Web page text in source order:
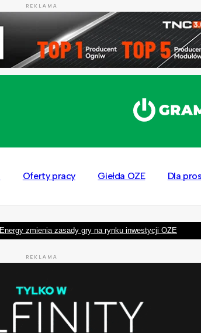
REKLAMA
Oferty pracy Giełda OZE Dla
zmienia zasady gry na rynku inwestycji OZE
REKLAMA